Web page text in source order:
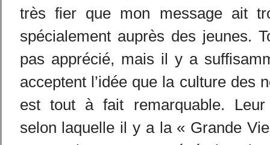
très fier que mon message ait
spécialement auprès des jeunes.
pas apprécié, mais il y a
acceptent l’idée que la culture des
est tout à fait remarquable. Leur
selon laquelle il y a la « Grande